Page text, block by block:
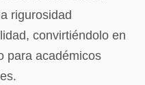
rigurosidad
convirtiéndolo en
para académicos